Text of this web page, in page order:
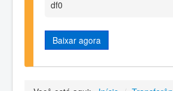
df0
Baixar agora